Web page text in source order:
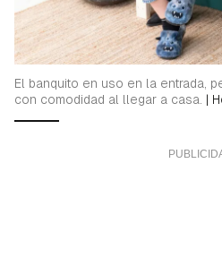
El banquito en uso en la entrada,
con comodidad al llegar a casa. |